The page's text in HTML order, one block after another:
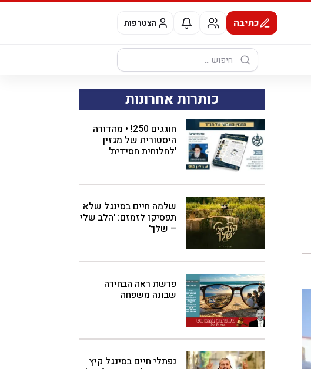
כתיבה הצטרפות
חיפוש:
כותרות אחרונות
חוגגים 250! • מהדורה
היסטורית של מגזין
'לחלוחית חסידית'
שלמה חיים בסינגל שלא
תפסיקו לזמזם: 'הלב שלי
– שלך'
פרשת ראה הבחירה
שבונה משפחה
נפתלי חיים בסינגל קיץ